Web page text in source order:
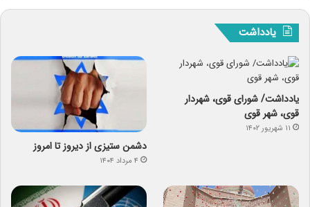
یادداشت
یادداشت/ شورای قوی، شهردار
قوی، شهر قوی
۱۱ شهریور ۱۴۰۲
دشمن ستیزی از دیروز تا امروز
۴ مرداد ۱۴۰۴